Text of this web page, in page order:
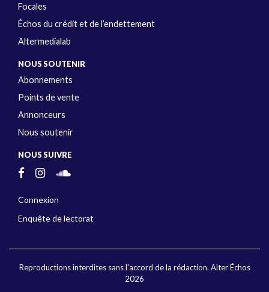
Focales
Échos du crédit et de l’endettement
Altermedialab
NOUS SOUTENIR
Abonnements
Points de vente
Annonceurs
Nous soutenir
NOUS SUIVRE
Connexion
Enquête de lectorat
Reproductions interdites sans l'accord de la rédaction. Alter Échos
2026